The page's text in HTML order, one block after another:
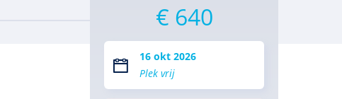
€ 640
16 okt 2026
Plek vrij